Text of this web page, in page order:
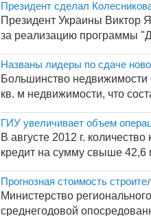
Президент сделал
Президент Украины Виктор
за реализацию программы
Названы лидеры по сдаче
Большинство недвижимости
кв. м недвижимости, что
ГИУ увеличивает объем
В августе 2012 г.
кредит на сумму свыше 42,6
Прогнозная стоимость
Министерство
среднегодовой